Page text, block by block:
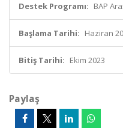
Destek Programı: BAP
Başlama Tarihi: Haziran
Bitiş Tarihi: Ekim 2023
Paylaş